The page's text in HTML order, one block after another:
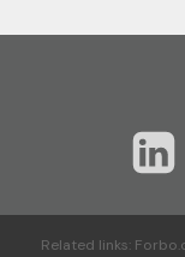
Related links: